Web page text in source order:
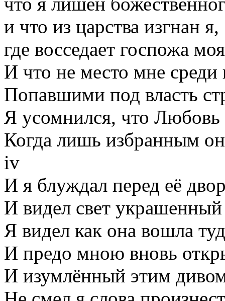
и что из царства изгнан я,
где восседает госпожа
И что не место мне среди
Попавшими под власть
Я усомнился, что Любовь
Когда лишь избранным
iv
И я блуждал перед её
И видел свет
Я видел как она вошла
И предо мною вновь
И изумлённый этим